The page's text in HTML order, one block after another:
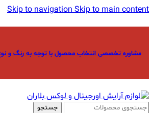
Skip to navigationSkip to main content
مشاوره تخصصی انتخاب محصول با توجه به رنگ و نوع پوست
جستجو